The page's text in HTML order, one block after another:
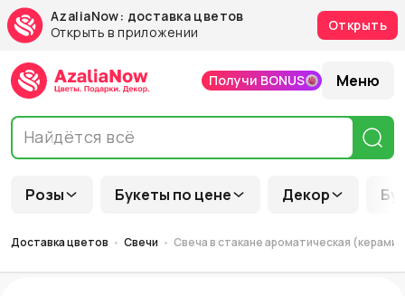
AzaliaNow: доставка цветов
Открыть в приложении
Открыть
Розы Букеты по цене Декор
Получи BONUS Меню
Доставка цветов Свечи Свеча в стакане ароматическая